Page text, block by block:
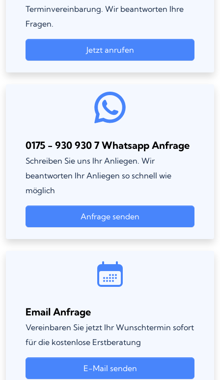
Terminvereinbarung. Wir beantworten Ihre
Fragen.
Jetzt anrufen
0175 - 930 930 7 Whatsapp Anfrage
Schreiben Sie uns Ihr Anliegen. Wir
beantworten Ihr Anliegen so schnell wie
möglich
Anfrage senden
Email Anfrage
Vereinbaren Sie jetzt Ihr Wunschtermin sofort
für die kostenlose Erstberatung
E-Mail senden